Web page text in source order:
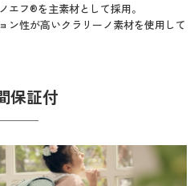
エフ®を主素材として採用。
ン性が高いクラリーノ素材を使用して
保証付